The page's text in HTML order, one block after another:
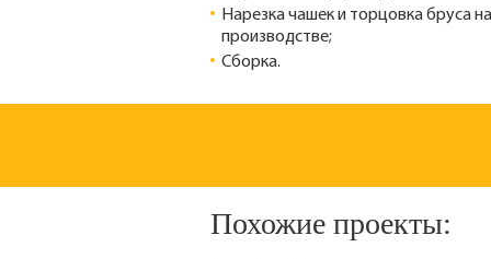
Нарезка чашек и торцовка бруса на
производстве;
Сборка.
Похожие проекты: